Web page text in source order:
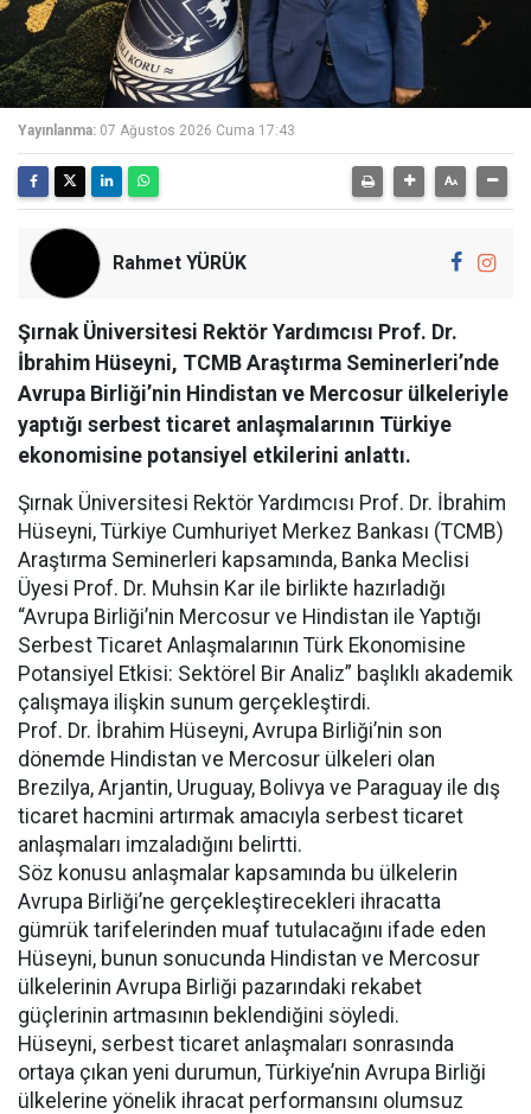
Yayınlanma: 07 Ağustos 2026 Cuma 17:43
Rahmet YÜRÜK
Şırnak Üniversitesi Rektör Yardımcısı Prof. Dr.
İbrahim Hüseyni, TCMB Araştırma Seminerleri’nde
Avrupa Birliği’nin Hindistan ve Mercosur ülkeleriyle
yaptığı serbest ticaret anlaşmalarının Türkiye
ekonomisine potansiyel etkilerini anlattı.
Şırnak Üniversitesi Rektör Yardımcısı Prof. Dr. İbrahim
Hüseyni, Türkiye Cumhuriyet Merkez Bankası (TCMB)
Araştırma Seminerleri kapsamında, Banka Meclisi
Üyesi Prof. Dr. Muhsin Kar ile birlikte hazırladığı
“Avrupa Birliği’nin Mercosur ve Hindistan ile Yaptığı
Serbest Ticaret Anlaşmalarının Türk Ekonomisine
Potansiyel Etkisi: Sektörel Bir Analiz” başlıklı akademik
çalışmaya ilişkin sunum gerçekleştirdi.
Prof. Dr. İbrahim Hüseyni, Avrupa Birliği’nin son
dönemde Hindistan ve Mercosur ülkeleri olan
Brezilya, Arjantin, Uruguay, Bolivya ve Paraguay ile dış
ticaret hacmini artırmak amacıyla serbest ticaret
anlaşmaları imzaladığını belirtti.
Söz konusu anlaşmalar kapsamında bu ülkelerin
Avrupa Birliği’ne gerçekleştirecekleri ihracatta
gümrük tarifelerinden muaf tutulacağını ifade eden
Hüseyni, bunun sonucunda Hindistan ve Mercosur
ülkelerinin Avrupa Birliği pazarındaki rekabet
güçlerinin artmasının beklendiğini söyledi.
Hüseyni, serbest ticaret anlaşmaları sonrasında
ortaya çıkan yeni durumun, Türkiye’nin Avrupa Birliği
ülkelerine yönelik ihracat performansını olumsuz